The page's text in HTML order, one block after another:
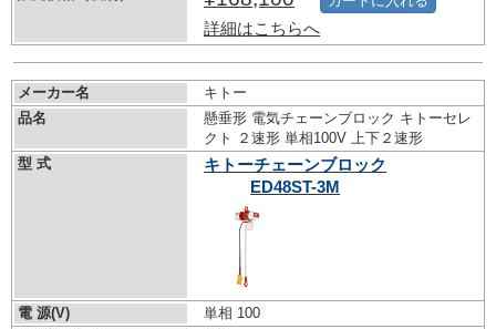
詳細はこちらへ
メーカー名
キトー
品名
懸垂形 電気チェーンブロック キトーセレ
クト ２速形 単相100V 上下２速形
型 式
キトーチェーンブロック
ED48ST-3M
電 源(V)
単相 100